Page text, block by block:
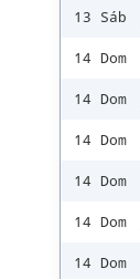
13 Sáb
14 Dom
14 Dom
14 Dom
14 Dom
14 Dom
14 Dom